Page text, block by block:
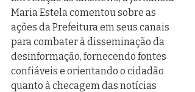
Maria Estela comentou sobre as
ações da Prefeitura em seus canais
para combater à disseminação da
desinformação, fornecendo fontes
confiáveis e orientando o cidadão
quanto à checagem das notícias